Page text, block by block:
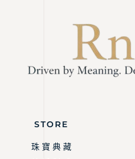
STORE
珠 寶 典 藏